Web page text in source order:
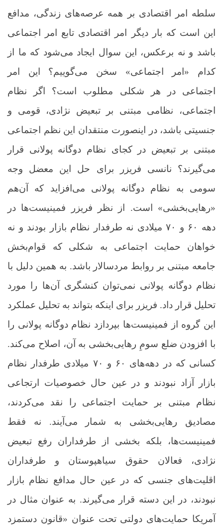
سلطه امر اقتصادی بر همه عرصه‌های زندگی، مدافع
این است که بار دیگر امر اقتصادی تابع امر اجتماعی
باشد و نه برعکس، این سوال ایجاد می‌شود که ما از
کدام «امر اجتماعی» سخن می‌گوییم؟ این امر
اجتماعی در هر شکلی مطلوب است؟ اگر نظام
اجتماعی، نظامی مبتنی بر تبعیض نژادی، قومی و
جنسیتی باشد، در اینصورت منتقدان این نظم اجتماعی
مبتنی بر تبعیض در کجای نظام دوگانه پولانی قرار
می‌گیرند؟ نانسی فریزر برای حل این معضل وجه
سومی به نظام دوگانه پولانی می‌افزاید که آن‌هم
«رهایی‌بخشی» است. از نظر فریزر فمینیست‌ها در
دهه ۶۰ و ۷۰ میلادی نه طرفدار نظام بازار بودند و نه
خواهان حمایت اجتماعی به شکلی که قوام‌بخش
جامعه مبتنی بر روابط مردسالار باشد. به همین دلیل با
نظام دوگانه پولانی نمی‌توان کنشگری آن‌ها را مورد
تحلیل قرار داد. فریزر برای اینکه بتواند به تحلیل عملکرد
این گروه از فمینیست‌ها بپردازد نظام دوگانه پولانی را
با افزودن ضلع سومِ رهایی‌بخشی به آن، اصلاح می‌کند.
کسانی که در دهه‌های ۶۰ و ۷۰ میلادی طرفدار نظام
بازار آزاد نبودند و در عین حال خصوصیات ارتجاعی
نظام مبتنی بر حمایت اجتماعی را نقد می‌کردند،
مصادیق رهایی‌بخشی به شمار می‌آیند. نه فقط
فمینیست‌ها، بلکه بخشی از طرفداران رفع تبعیض
نژادی، فعالان حقوق سیاهپوستان و طرفداران
اقلیت‌های جنسی که در عین حال مدافع نظام بازار
نبودند، در این دسته قرار می‌گیرند. به عنوان مثال در
آمریکا حمایت‌های دولتی تحت عنوان «قانون دستمزد